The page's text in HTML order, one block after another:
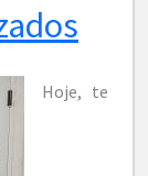
Hoje, te